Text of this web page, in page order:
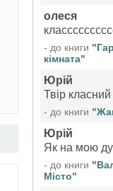
олеся
- до книги
кімната"
Юрій
- до книги
Юрій
- до книги
Місто"